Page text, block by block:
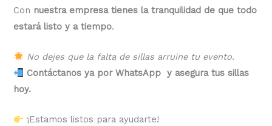
Con nuestra empresa tienes la tranquilidad de que todo
estará listo y a tiempo.
No dejes que la falta de sillas arruine tu evento.
Contáctanos ya por WhatsApp y asegura tus sillas
hoy.
¡Estamos listos para ayudarte!